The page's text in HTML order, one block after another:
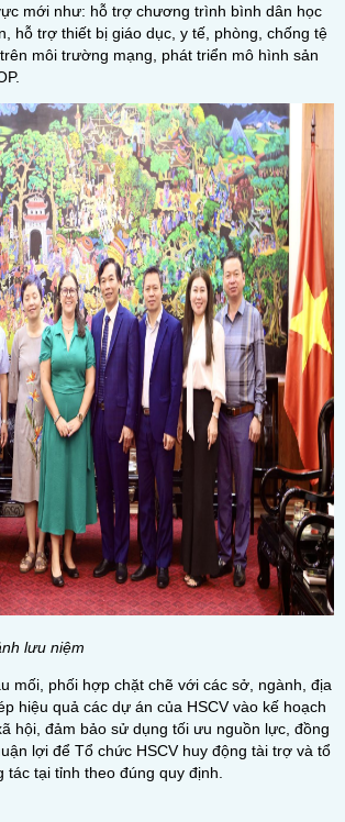
mới như: hỗ trợ chương trình bình dân học
hỗ trợ thiết bị giáo dục, y tế, phòng, chống tệ
môi trường mạng, phát triển mô hình sản
lưu niệm
mối, phối hợp chặt chẽ với các sở, ngành, địa
hiệu quả các dự án của HSCV vào kế hoạch
hội, đảm bảo sử dụng tối ưu nguồn lực, đồng
lợi để Tổ chức HSCV huy động tài trợ và tổ
tác tại tỉnh theo đúng quy định.